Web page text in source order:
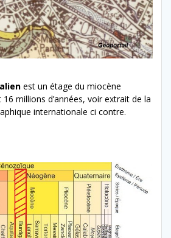
est un étage du miocène
millions d’années, voir extrait de la
internationale ci contre.